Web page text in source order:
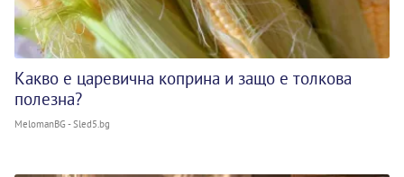
Какво е царевична коприна и защо е толкова
полезна?
MelomanBG - Sled5.bg